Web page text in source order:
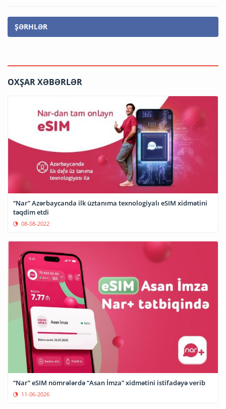
ŞƏRHLƏR
OXŞAR XƏBƏRLƏR
“Nar” Azərbaycanda ilk üztanıma texnologiyalı eSIM xidmətini
təqdim etdi
08-08-2022
“Nar” eSIM nömrələrdə “Asan İmza” xidmətini istifadəyə verib
11-06-2026